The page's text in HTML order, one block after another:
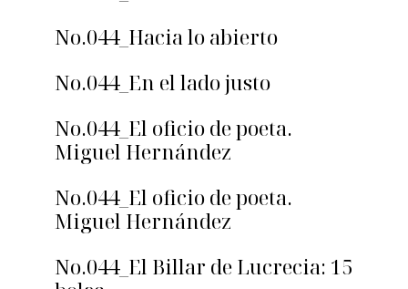
No.044_Hacia lo abierto
No.044_En el lado justo
No.044_El oficio de poeta.
Miguel Hernández
No.044_El oficio de poeta.
Miguel Hernández
No.044_El Billar de Lucrecia: 15